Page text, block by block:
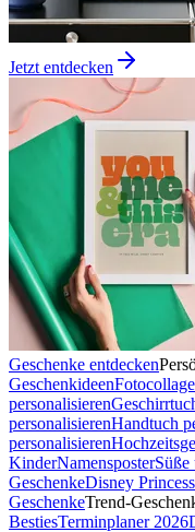
Jetzt entdecken
Geschenke entdecken
Geschenkideen
personalisieren
personalisierenHandtuch
personalisieren
KinderNamensposterSüße
GeschenkeDisney
GeschenkeTrend-
BestiesTerminplaner 2026